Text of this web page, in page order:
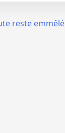
reste emmêlé